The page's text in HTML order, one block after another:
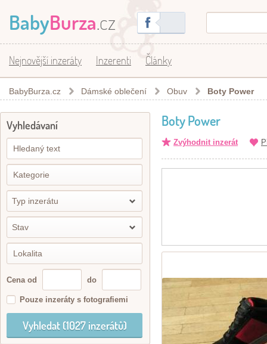
BabyBurza.cz
Nejnovější inzeráty Inzerenti Články
BabyBurza.cz Dámské oblečení Obuv Boty Power
Vyhledávaní
Typ inzerátu
Stav
Cena od do
Pouze inzeráty s fotografiemi
Boty Power
Zvýhodnit inzerát